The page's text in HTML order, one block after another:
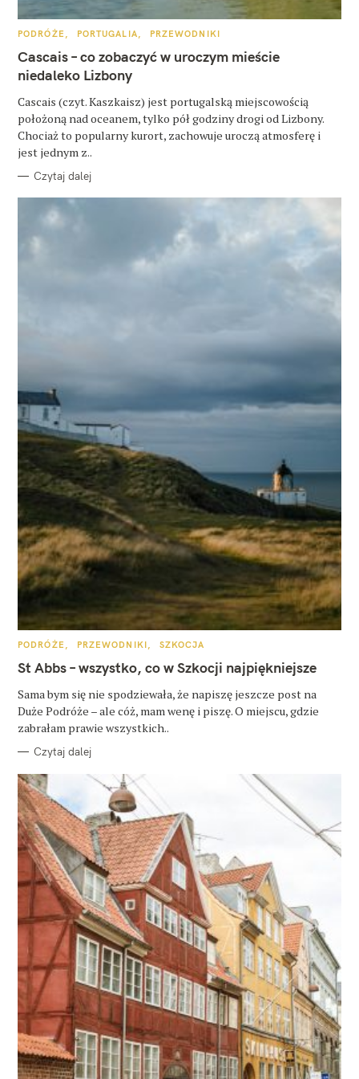
K
T
E
G
O
I
E
PODRÓŻE PORTUGALIA PRZEWODNIKI
Cascais – co zobaczyć w uroczym mieście
niedaleko Lizbony
Cascais (czyt. Kaszkaisz) jest portugalską miejscowością
położoną nad oceanem, tylko pół godziny drogi od Lizbony.
Chociaż to popularny kurort, zachowuje uroczą atmosferę i
jest jednym z..
Czytaj dalej
K
T
E
O
R
I
PODRÓŻE PRZEWODNIKI SZKOCJA
St Abbs – wszystko, co w Szkocji najpiękniejsze
Sama bym się nie spodziewała, że napiszę jeszcze post na
Duże Podróże – ale cóż, mam wenę i piszę. O miejscu, gdzie
zabrałam prawie wszystkich..
Czytaj dalej
k
a
j
: